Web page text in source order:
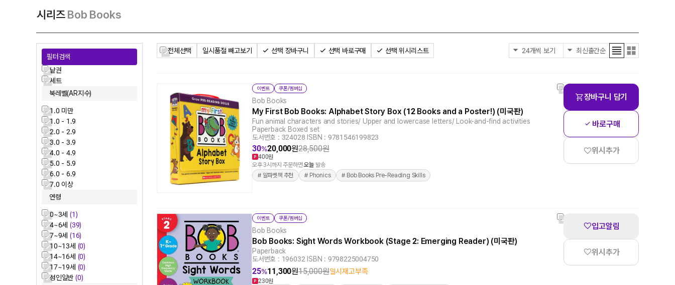
시리즈Bob Books
필터검색
낱권
세트
북레벨(AR지수)
1.0 미만
1.0 - 1.9
2.0 - 2.9
3.0 - 3.9
4.0 - 4.9
5.0 - 5.9
6.0 - 6.9
7.0 이상
연령
0~3세 (1)
4~6세 (39)
7~9세 (16)
10~13세 (0)
14~16세 (0)
17~19세 (0)
성인일반 (0)
전체선택 일시품절 빼고보기 선택 장바구니 선택 바로구매 선택 위시리스트
이벤트 쿠폰/멤버십
Bob Books
My First Bob Books: Alphabet Story Box (12 Books and a Poster!) (미국판)
Fun animal characters and stories/ Upper and lowercase letters/ Look-and-find activities
Paperback Boxed set
도서번호 : 324028 ISBN : 9781546199823
30%20,000원28,500원
400원
오후 3시까지 주문하면오늘 발송
# 알파벳책 추천
# Phonics # Bob Books Pre-Reading Skills
장바구니 담기
바로구매
위시추가
이벤트 쿠폰/멤버십
Bob Books
Bob Books: Sight Words Workbook (Stage 2: Emerging Reader) (미국판)
Paperback
도서번호 : 196032 ISBN : 9798225004750
25%11,300원15,000원일시재고부족
230원
입고알림
위시추가